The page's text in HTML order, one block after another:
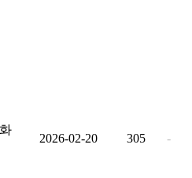
2026-02-20 305 -